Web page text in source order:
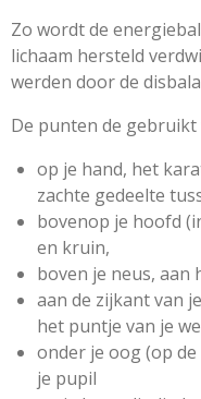
Zo wordt de
lichaam hersteld
werden door de
De punten de
op je hand, het
zachte gedeelte
bovenop je hoofd
en kruin,
boven je neus, aan
aan de zijkant van
het puntje van je
onder je oog (op
je pupil